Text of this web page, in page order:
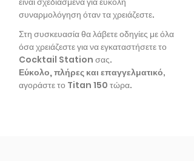
συναρμολόγηση όταν τα χρειάζεστε.
Στη συσκευασία θα λάβετε οδηγίες με όλα
όσα χρειάζεστε για να εγκαταστήσετε το
Cocktail Station σας.
Εύκολο, πλήρες και επαγγελματικό,
αγοράστε το Titan 150 τώρα.